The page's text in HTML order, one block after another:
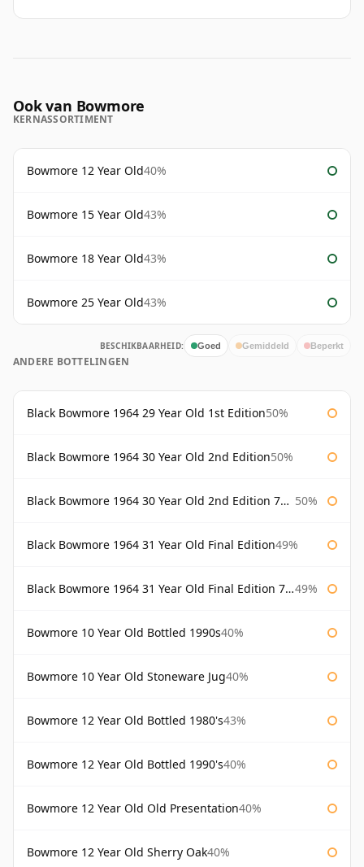
Ook van Bowmore
KERNASSORTIMENT
Bowmore 12 Year Old40%
Bowmore 15 Year Old43%
Bowmore 18 Year Old43%
Bowmore 25 Year Old43%
BESCHIKBAARHEID: Goed Gemiddeld Beperkt
ANDERE BOTTELINGEN
Black Bowmore 1964 29 Year Old 1st Edition50%
Black Bowmore 1964 30 Year Old 2nd Edition50%
Black Bowmore 1964 30 Year Old 2nd Edition 75cl 50%
Black Bowmore 1964 31 Year Old Final Edition49%
Black Bowmore 1964 31 Year Old Final Edition 75cl 49%
Bowmore 10 Year Old Bottled 1990s40%
Bowmore 10 Year Old Stoneware Jug40%
Bowmore 12 Year Old Bottled 1980's43%
Bowmore 12 Year Old Bottled 1990's40%
Bowmore 12 Year Old Old Presentation40%
Bowmore 12 Year Old Sherry Oak40%